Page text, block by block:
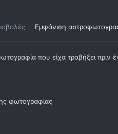
Εμφάνιση
που είχα τραβήξει
φωτογραφίας